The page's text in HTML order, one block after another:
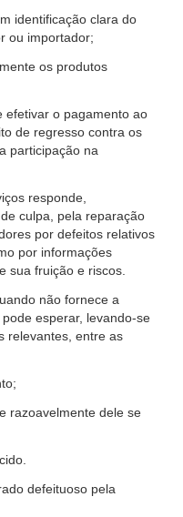
identificação clara do
ou importador;
os produtos
efetivar o pagamento ao
de regresso contra os
participação na
responde,
culpa, pela reparação
por defeitos relativos
por informações
sua fruição e riscos.
não fornece a
esperar, levando-se
relevantes, entre as
razoavelmente dele se
defeituoso pela